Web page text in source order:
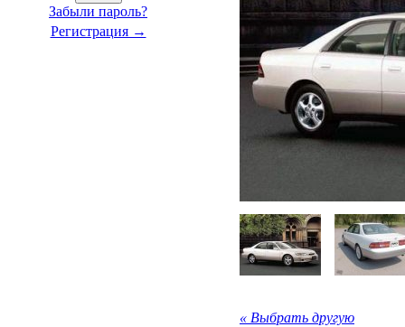
Забыли пароль?
Регистрация →
« Выбрать другую